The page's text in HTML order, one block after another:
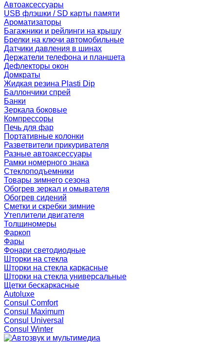
Автоаксессуары
USB флэшки / SD карты памяти
Ароматизаторы
Багажники и рейлинги на крышу
Брелки на ключи автомобильные
Датчики давления в шинах
Держатели телефона и планшета
Дефлекторы окон
Домкраты
Жидкая резина Plasti Dip
Баллончики спрей
Банки
Зеркала боковые
Компрессоры
Печь для фар
Портативные колонки
Разветвители прикуривателя
Разные автоаксессуары
Рамки номерного знака
Стеклоподъемники
Товары зимнего сезона
Обогрев зеркал и омывателя
Обогрев сидений
Сметки и скребки зимние
Утеплители двигателя
Толщиномеры
Фаркоп
Фары
Фонари светодиодные
Шторки на стекла
Шторки на стекла каркасные
Шторки на стекла универсальные
Щетки бескаркасные
Autoluxe
Consul Comfort
Consul Maximum
Consul Universal
Consul Winter